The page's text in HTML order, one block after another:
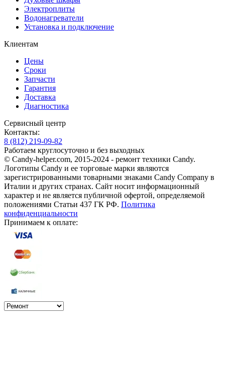
Электроплиты
Водонагреватели
Установка и подключение
Клиентам
Цены
Сроки
Запчасти
Гарантия
Доставка
Диагностика
Сервисный центр
Контакты:
8 (812) 219-09-82
Работаем круглосуточно и без выходных
© Candy-helper.com, 2015-2024 - ремонт техники Candy.
Логотипы Candy и ее торговые марки являются
зарегистрированными товарными знаками Candy Company в
Италии и других странах. Сайт носит информационный
характер и не является публичной офертой, определяемой
положениями Статьи 437 ГК РФ. Политика
конфиденциальности
Принимаем к оплате: